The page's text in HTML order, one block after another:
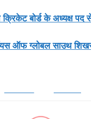
क्रिकेट बोर्ड के अध्यक्ष पद
ऑफ ग्लोबल साउथ